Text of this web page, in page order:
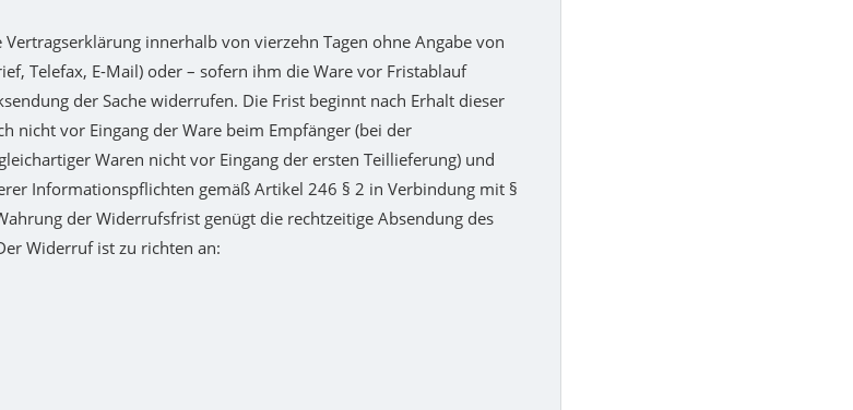
innerhalb von vierzehn Tagen ohne Angabe von
Telefax, E-Mail) oder – sofern ihm die Ware vor Fristablauf
der Sache widerrufen. Die Frist beginnt nach Erhalt dieser
nicht vor Eingang der Ware beim Empfänger (bei der
Waren nicht vor Eingang der ersten Teillieferung) und
Informationspflichten gemäß Artikel 246 § 2 in Verbindung mit §
der Widerrufsfrist genügt die rechtzeitige Absendung des
Widerruf ist zu richten an: